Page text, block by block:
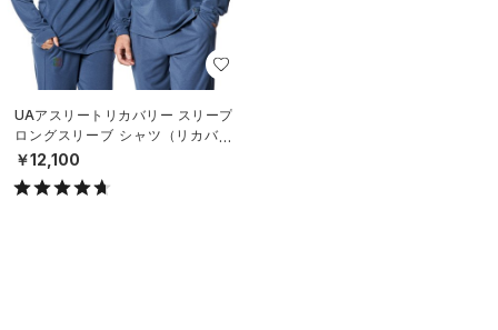
UAアスリートリカバリー スリープ
ロングスリーブ シャツ（リカバリ
ー/UNISEX）
￥12,100